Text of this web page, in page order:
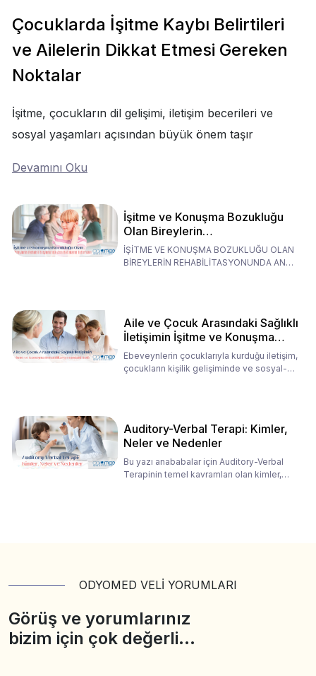
Çocuklarda İşitme Kaybı Belirtileri
ve Ailelerin Dikkat Etmesi Gereken
Noktalar
İşitme, çocukların dil gelişimi, iletişim becerileri ve
sosyal yaşamları açısından büyük önem taşır
Devamını Oku
İşitme ve Konuşma Bozukluğu
Olan Bireylerin
Rehabilitasyonunda Ana
Babaların Tutumları
İŞİTME VE KONUŞMA BOZUKLUĞU OLAN
BİREYLERİN REHABİLİTASYONUNDA ANA
Aile ve Çocuk Arasındaki Sağlıklı
İletişimin İşitme ve Konuşma
Rehabilitasyonundaki Rolü
Ebeveynlerin çocuklarıyla kurduğu iletişim,
çocukların kişilik gelişiminde ve sosyal-
Auditory-Verbal Terapi: Kimler,
Neler ve Nedenler
Bu yazı anababalar için Auditory-Verbal
Terapinin temel kavramları olan kimler,
ODYOMED VELİ YORUMLARI
Görüş ve yorumlarınız
bizim için çok değerli…